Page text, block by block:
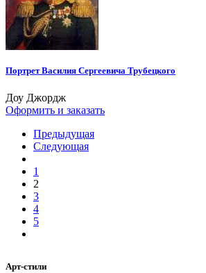
Портрет Василия Сергеевича Трубецкого
Доу Джордж
Оформить и заказать
Предыдущая
Следующая
1
2
3
4
5
Арт-стили